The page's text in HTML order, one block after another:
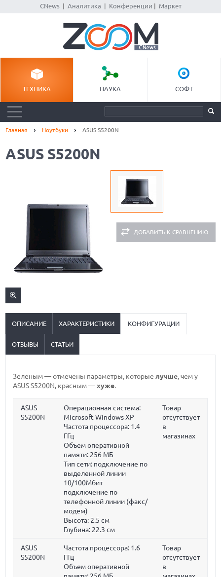
CNews| Аналитика Конференции Маркет
ТЕХНИКА НАУКА СОФТ
Главная Ноутбуки ASUS S5200N
ASUS S5200N
ДОБАВИТЬ К СРАВНЕНИЮ
ОПИСАНИЕ ХАРАКТЕРИСТИКИ КОНФИГУРАЦИИ
ОТЗЫВЫ СТАТЬИ
Зеленым— отмечены параметры, которыелучше, чем у
ASUS S5200N, красным—хуже.
ASUS
S5200N
Операционная система:
Microsoft Windows XP
Частота процессора: 1.4
ГГц
Объем оперативной
памяти: 256 МБ
Тип сети: подключение по
выделенной линии
10/100Мбит
подключение по
телефонной линии (факс/
модем)
Высота: 2.5 см
Глубина: 22.3 см
Товар
отсутствует
в
магазинах
ASUS
S5200N
Частота процессора: 1.6
ГГц
Объем оперативной
Товар
отсутствует
в